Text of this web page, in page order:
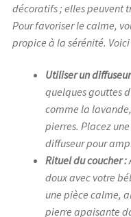
décoratifs ; elles peuvent
Pour favoriser le calme,
propice à la sérénité.
Utiliser un
quelques gouttes
comme la
pierres. Placez
diffuseur pour
Rituel du coucher :
doux avec votre
une pièce calme,
pierre apaisante